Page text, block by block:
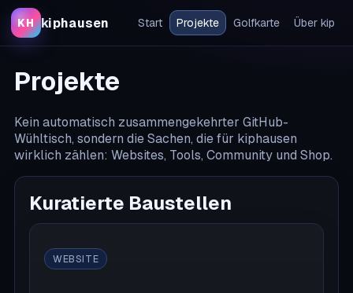
KH kiphausen Start Projekte Golfkarte Über kip
Projekte
Kein automatisch zusammengekehrter GitHub-
Wühltisch, sondern die Sachen, die für kiphausen
wirklich zählen: Websites, Tools, Community und Shop.
Kuratierte Baustellen
WEBSITE